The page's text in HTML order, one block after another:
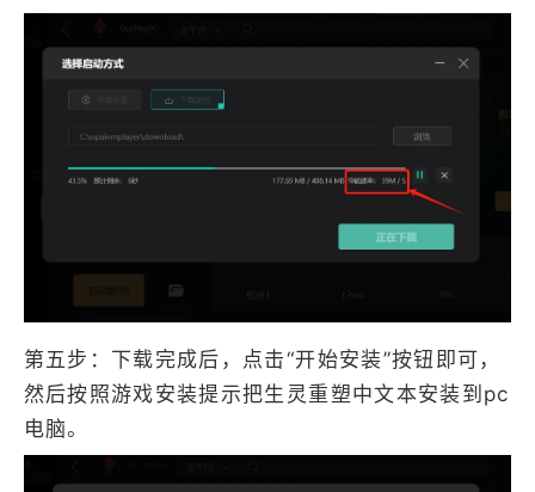
第五步：下载完成后，点击“开始安装”按钮即可，
然后按照游戏安装提示把生灵重塑中文本安装到pc
电脑。